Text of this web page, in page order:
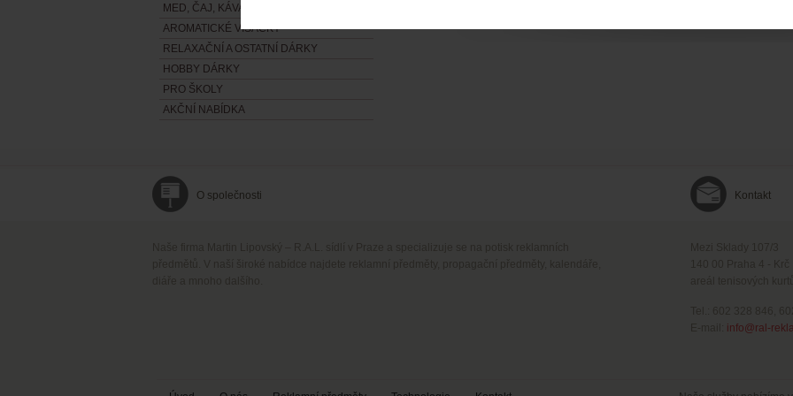
MED, ČAJ, KÁVA A DALŠÍ POTRAVINY
AROMATICKÉ VISAČKY
RELAXAČNÍ A OSTATNÍ DÁRKY
HOBBY DÁRKY
PRO ŠKOLY
AKČNÍ NABÍDKA
O společnosti Kontakt
info@ral-